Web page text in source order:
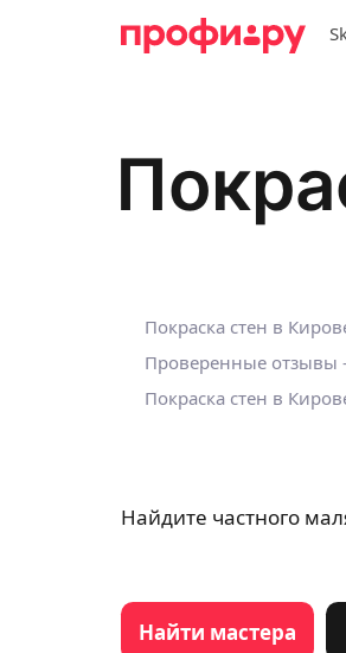
Покраска стен в
Проверенные отзывы
Покраска стен в
Найдите частного
Найти мастера